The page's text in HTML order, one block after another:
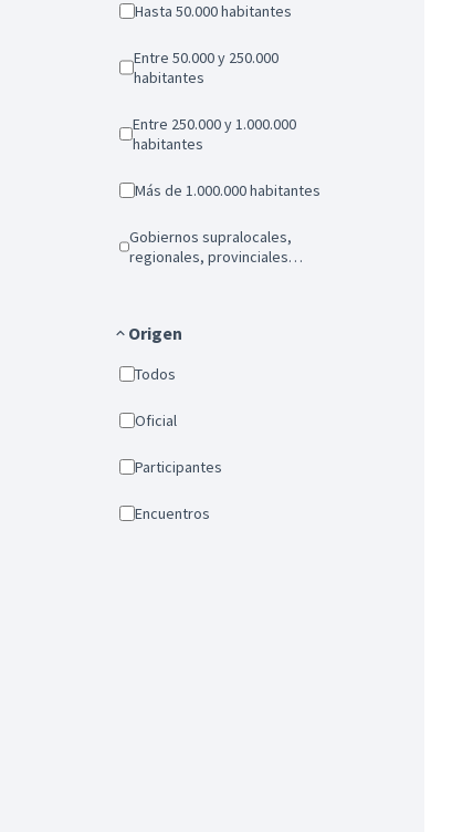
Hasta 50.000 habitantes
Entre 50.000 y 250.000
habitantes
Entre 250.000 y 1.000.000
habitantes
Más de 1.000.000 habitantes
Gobiernos supralocales,
regionales, provinciales…
Origen
Todos
Oficial
Participantes
Encuentros